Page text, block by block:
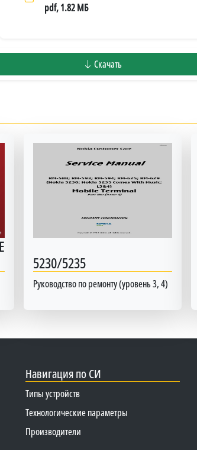
pdf, 1.82 МБ
Скачать
5230/5235
Руководство по ремонту (уровень 3, 4)
Навигация по СИ
Типы устройств
Технологические параметры
Производители